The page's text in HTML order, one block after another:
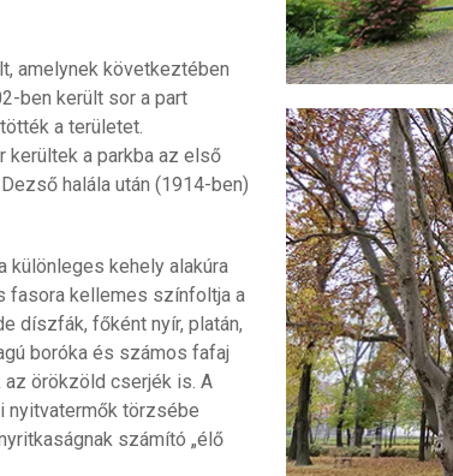
amelynek következtében
ben került sor a part
a területet.
kerültek a parkba az első
halála után (1914-ben)
különleges kehely alakúra
fasora kellemes színfoltja a
díszfák, főként nyír, platán,
boróka és számos fafaj
örökzöld cserjék is. A
nyitvatermők törzsébe
számító „élő